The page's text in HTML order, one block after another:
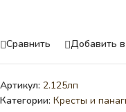
Сравнить Добавить
Артикул: 2.125лп
Категории: Кресты и